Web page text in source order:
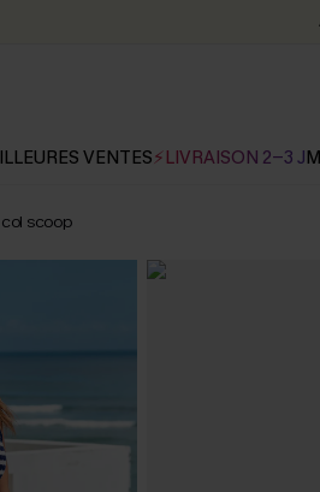
VENTES⚡LIVRAISON 2-3 J
scoop